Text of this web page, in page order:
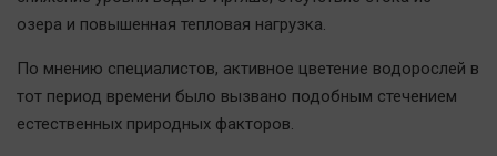
озера и повышенная тепловая нагрузка.
По мнению специалистов, активное цветение водорослей в
тот период времени было вызвано подобным стечением
естественных природных факторов.